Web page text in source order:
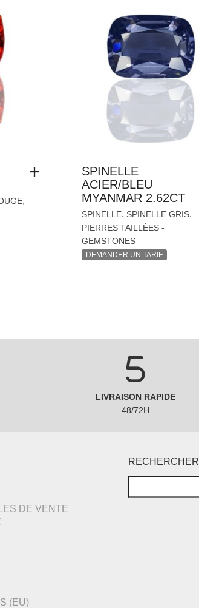
,
SPINELLE
ACIER/BLEU
MYANMAR 2.62CT
SPINELLE, SPINELLE GRIS,
PIERRES TAILLÉES -
GEMSTONES
DEMANDER UN TARIF
LIVRAISON RAPIDE
48/72H
DE VENTE
(EU)